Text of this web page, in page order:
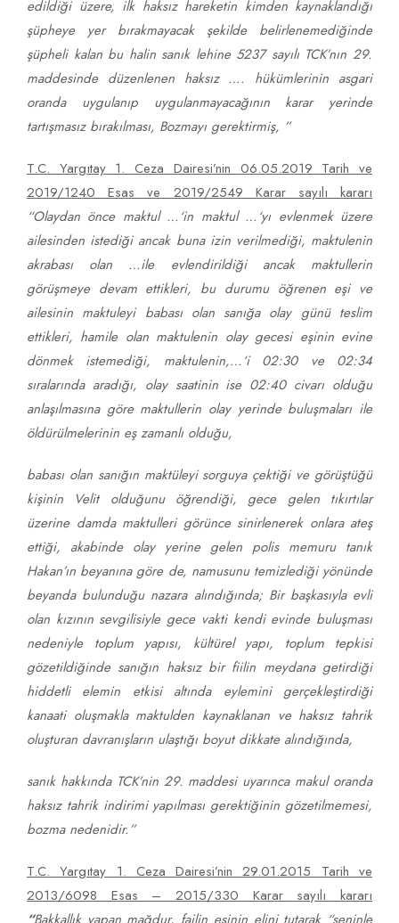
edildiği üzere, ilk haksız hareketin kimden kaynaklandığı
şüpheye yer bırakmayacak şekilde belirlenemediğinde
şüpheli kalan bu halin sanık lehine 5237 sayılı TCK’nın 29.
maddesinde düzenlenen haksız …. hükümlerinin asgari
oranda uygulanıp uygulanmayacağının karar yerinde
tartışmasız bırakılması, Bozmayı gerektirmiş, ”
T.C. Yargıtay 1. Ceza Dairesi’nin 06.05.2019 Tarih ve
2019/1240 Esas ve 2019/2549 Karar sayılı kararı
“Olaydan önce maktul …‘in maktul …‘yı evlenmek üzere
ailesinden istediği ancak buna izin verilmediği, maktulenin
akrabası olan …ile evlendirildiği ancak maktullerin
görüşmeye devam ettikleri, bu durumu öğrenen eşi ve
ailesinin maktuleyi babası olan sanığa olay günü teslim
ettikleri, hamile olan maktulenin olay gecesi eşinin evine
dönmek istemediği, maktulenin,…‘i 02:30 ve 02:34
sıralarında aradığı, olay saatinin ise 02:40 civarı olduğu
anlaşılmasına göre maktullerin olay yerinde buluşmaları ile
öldürülmelerinin eş zamanlı olduğu,
babası olan sanığın maktüleyi sorguya çektiği ve görüştüğü
kişinin Velit olduğunu öğrendiği, gece gelen tıkırtılar
üzerine damda maktulleri görünce sinirlenerek onlara ateş
ettiği, akabinde olay yerine gelen polis memuru tanık
Hakan’ın beyanına göre de, namusunu temizlediği yönünde
beyanda bulunduğu nazara alındığında; Bir başkasıyla evli
olan kızının sevgilisiyle gece vakti kendi evinde buluşması
nedeniyle toplum yapısı, kültürel yapı, toplum tepkisi
gözetildiğinde sanığın haksız bir fiilin meydana getirdiği
hiddetli elemin etkisi altında eylemini gerçekleştirdiği
kanaati oluşmakla maktulden kaynaklanan ve haksız tahrik
oluşturan davranışların ulaştığı boyut dikkate alındığında,
sanık hakkında TCK’nin 29. maddesi uyarınca makul oranda
haksız tahrik indirimi yapılması gerektiğinin gözetilmemesi,
bozma nedenidir.”
T.C. Yargıtay 1. Ceza Dairesi’nin 29.01.2015 Tarih ve
2013/6098 Esas – 2015/330 Karar sayılı kararı